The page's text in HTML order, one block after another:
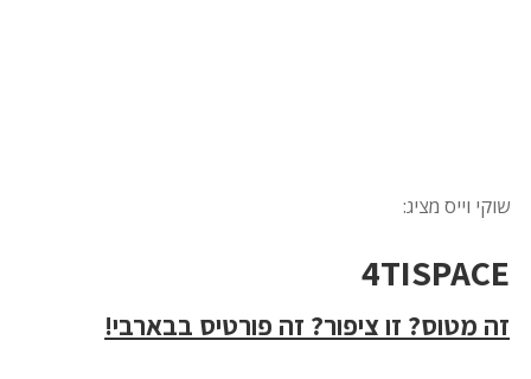
שוקי וייס מציג:
4TISPACE
זה מטוס? זו ציפור? זה פורטיס בבארבי!